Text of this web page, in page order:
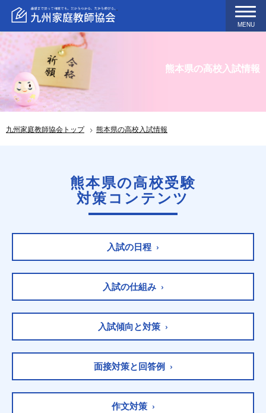
MENU
熊本県の高校入試情報
九州家庭教師協会トップ 熊本県の高校入試情報
熊本県の高校受験
対策コンテンツ
入試の日程 ›
入試の仕組み ›
入試傾向と対策 ›
面接対策と回答例 ›
作文対策 ›